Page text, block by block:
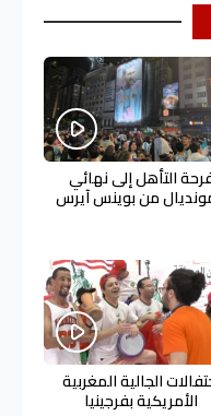
التأهل إلى نهائي
من بوينس آيرس
الجالية المغربية
الأمريكية بفرجينيا